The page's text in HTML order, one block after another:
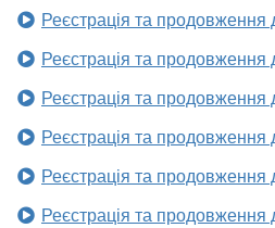
Реєстрація та продовження
Реєстрація та продовження
Реєстрація та продовження
Реєстрація та продовження
Реєстрація та продовження
Реєстрація та продовження